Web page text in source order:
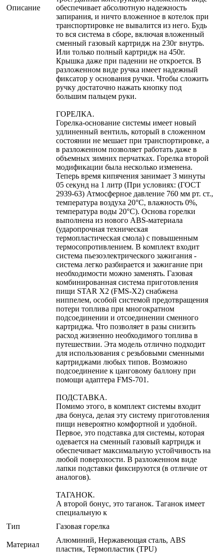
Описание
обеспечивает абсолютную надежность
запирания, и ничто вложенное в котелок при
транспортировке не вывалится из него. Будь
то вся система в сборе, включая вложенный
сменный газовый картридж на 230г внутрь.
Или только полный картридж на 450г.
Крышка даже при падении не откроется. В
разложенном виде ручка имеет надежный
фиксатор у основания ручки. Чтобы сложить
ручку достаточно нажать кнопку под
большим пальцем руки.
ГОРЕЛКА.
Горелка-основание системы имеет новый
удлиненный вентиль, который в сложенном
состоянии не мешает при транспортировке, а
в разложенном позволяет работать даже в
объемных зимних перчатках. Горелка второй
модификации была несколько изменена.
Теперь время кипячения занимает 3 минуты
05 секунд на 1 литр (При условиях: (ГОСТ
2939-63) Атмосферное давление 760 мм рт. ст.,
температура воздуха 20°С, влажность 0%,
температура воды 20°С). Основа горелки
выполнена из нового ABS-материала
(ударопрочная техническая
термопластическая смола) с повышенным
термосопротивлением. В комплект входит
система пьезоэлектрического зажигания -
система легко разбирается и зажигание при
необходимости можно заменять. Газовая
комбинированная система приготовления
пищи STAR X2 (FMS-X2) снабжена
ниппелем, особой системой предотвращения
потери топлива при многократном
подсоединении и отсоединении сменного
картриджа. Что позволяет в разы снизить
расход жизненно необходимого топлива в
путешествии. Эта модель отлично подходит
для использования с резьбовыми сменными
картриджами любых типов. Возможно
подсоединение к цанговому баллону при
помощи адаптера FMS-701.
ПОДСТАВКА.
Помимо этого, в комплект системы входит
два бонуса, делая эту систему приготовления
пищи невероятно комфортной и удобной.
Первое, это подставка для системы, которая
одевается на сменный газовый картридж и
обеспечивает максимальную устойчивость на
любой поверхности. В разложенном виде
лапки подставки фиксируются (в отличие от
аналогов).
ТАГАНОК.
А второй бонус, это таганок. Таганок имеет
специальную к
Тип
Газовая горелка
Материал
Алюминий, Нержавеющая сталь, ABS
пластик, Термопластик (TPU)